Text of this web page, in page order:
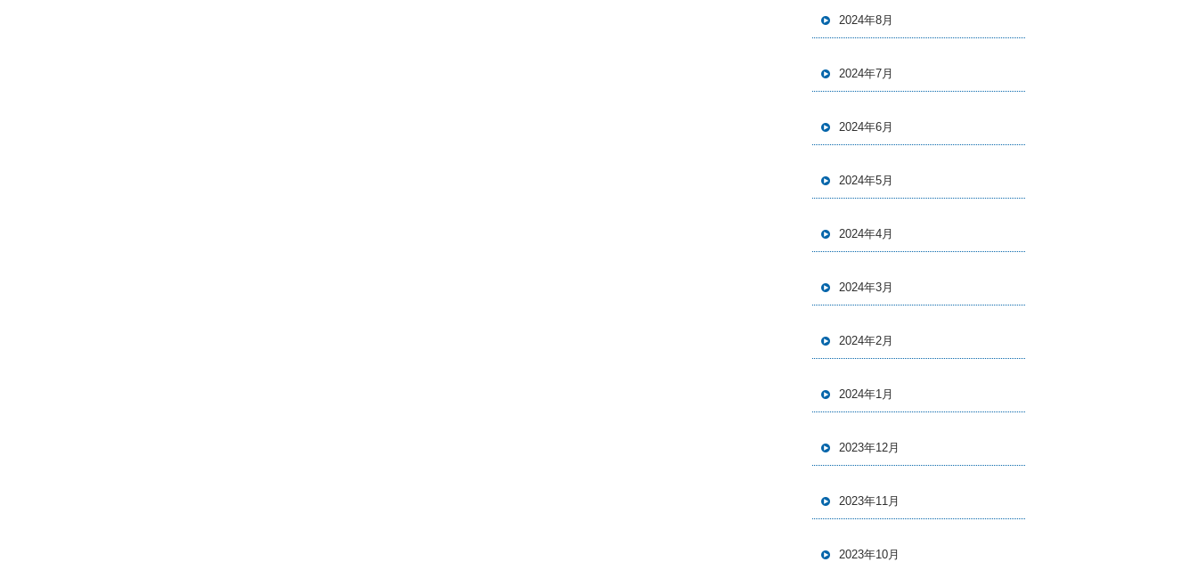
2024年8月
2024年7月
2024年6月
2024年5月
2024年4月
2024年3月
2024年2月
2024年1月
2023年12月
2023年11月
2023年10月